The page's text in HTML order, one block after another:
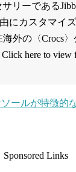
サリーである
にカスタマイ
海外の〈Crocs
here to view
ールが特徴的
Sponsored Links